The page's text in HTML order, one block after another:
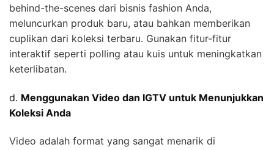
behind-the-scenes dari bisnis fashion Anda,
meluncurkan produk baru, atau bahkan memberikan
cuplikan dari koleksi terbaru. Gunakan fitur-fitur
interaktif seperti polling atau kuis untuk meningkatkan
keterlibatan.
d. Menggunakan Video dan IGTV untuk Menunjukkan
Koleksi Anda
Video adalah format yang sangat menarik di